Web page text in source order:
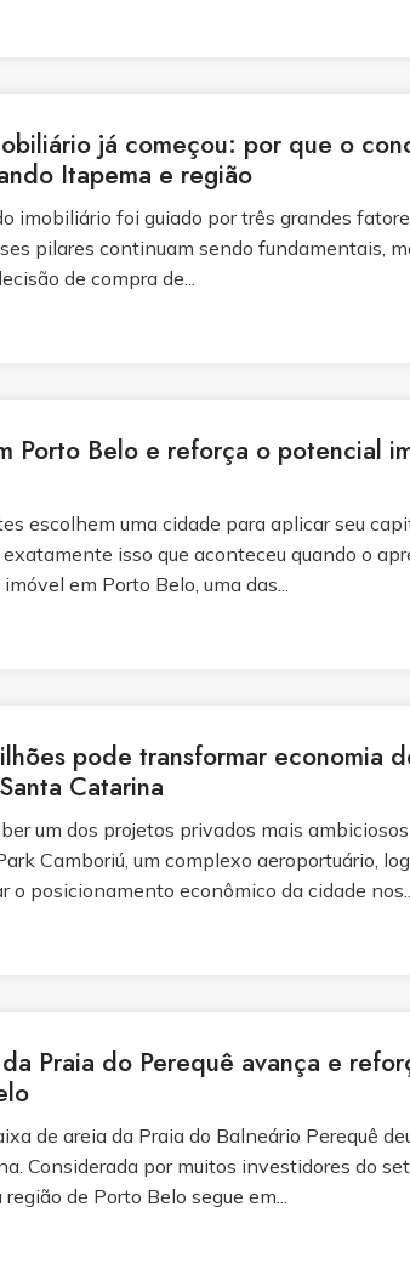
já começou: por que o
Itapema e região
imobiliário foi guiado por três grandes
pilares continuam sendo fundamentais,
de compra de...
Porto Belo e reforça o potencial
escolhem uma cidade para aplicar seu
isso que aconteceu quando o
em Porto Belo, uma das...
pode transformar economia
Catarina
um dos projetos privados mais
Camboriú, um complexo aeroportuário,
o posicionamento econômico da cidade
Praia do Perequê avança e
de areia da Praia do Balneário Perequê
Considerada por muitos investidores do
de Porto Belo segue em...